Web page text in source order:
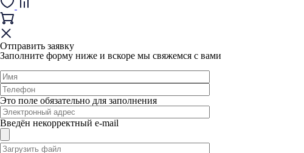
Отправить заявку
Заполните форму ниже и вскоре мы свяжемся с вами
Это поле обязательно для заполнения
Введён некорректный e-mail